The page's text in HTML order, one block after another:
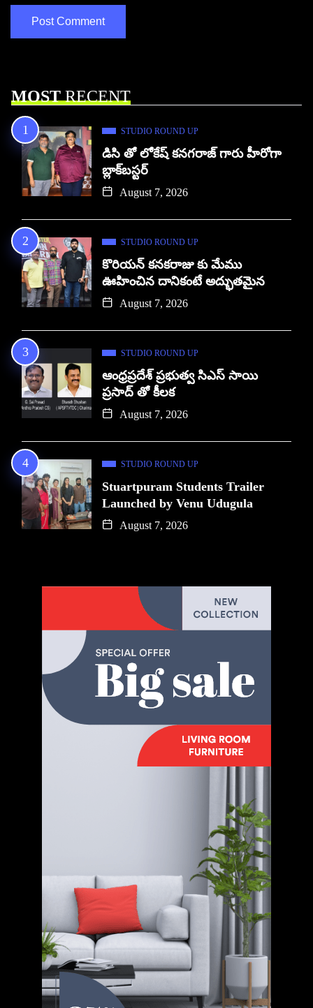
MOSTRECENT
STUDIO ROUND UP
డిసి తో లోకేష్ కనగరాజ్ గారు హీరోగా
బ్లాక్‌బస్టర్
August 7, 2026
STUDIO ROUND UP
కొరియన్ కనకరాజు కు మేము
ఊహించిన దానికంటే అద్భుతమైన
August 7, 2026
STUDIO ROUND UP
ఆంధ్రప్రదేశ్ ప్రభుత్వ సిఎస్ సాయి
ప్రసాద్ తో కీలక
August 7, 2026
STUDIO ROUND UP
Stuartpuram Students Trailer
Launched by Venu Udugula
August 7, 2026